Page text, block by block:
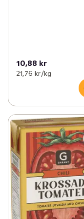
10,88 kr
21,76 kr /kg